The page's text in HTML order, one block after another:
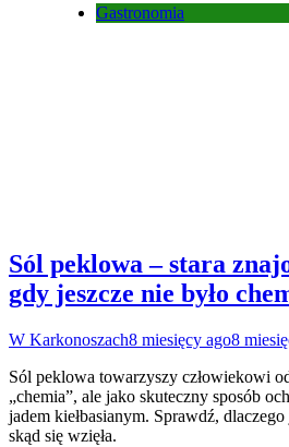
Gastronomia
Sól peklowa – stara
gdy jeszcze nie było
W Karkonoszach8 miesięcy ago8
Sól peklowa towarzyszy człowiekowi
„chemia”, ale jako skuteczny sposób
jadem kiełbasianym. Sprawdź,
skąd się wzięła.